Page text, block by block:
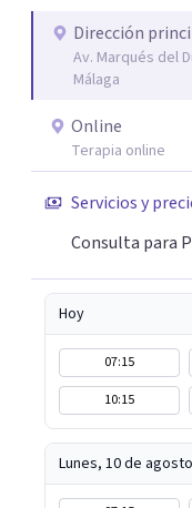
Dirección
Av. Marqués del
Málaga
Online
Terapia online
Servicios y
Consulta para
Hoy
07:15
10:15
Lunes, 10 de agosto